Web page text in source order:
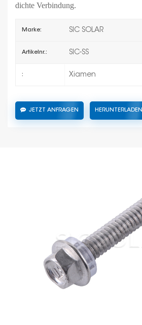
dichte Verbindung.
Marke: SIC SOLAR
Artikelnr.: SIC-SS
: Xiamen
JETZT ANFRAGEN HERUNTERLADEN